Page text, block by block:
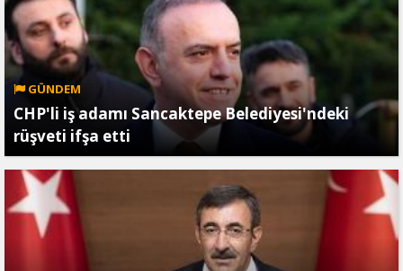
GÜNDEM
CHP'li iş adamı Sancaktepe Belediyesi'ndeki
rüşveti ifşa etti